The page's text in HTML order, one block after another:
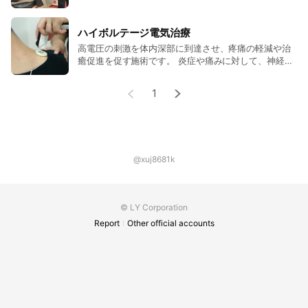
ハイボルテージ電気治療
高電圧の刺激を体内深部に到達させ、疼痛の軽減や治
癒促進を促す施術です。 炎症や痛みに対して、神経の
1
@xuj8681k
© LY Corporation
Report
Other official accounts